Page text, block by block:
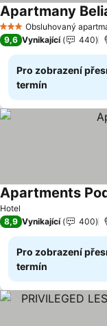
3 Počet hvězdiček
Obsluhovaný
Apartmany
9,6 Vynikající 440
Pro zobrazení
termín
Hotel
Apartments
8,9 Vynikající 400
Pro zobrazení
termín